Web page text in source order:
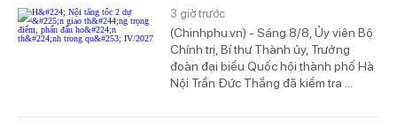
3 giờ trước
(Chinhphu.vn) - Sáng 8/8, Ủy viên Bộ
Chính trị, Bí thư Thành ủy, Trưởng
đoàn đại biểu Quốc hội thành phố Hà
Nội Trần Đức Thắng đã kiểm tra ...